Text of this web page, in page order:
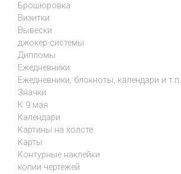
Брошюровка
Визитки
Вывески
джокер-системы
Дипломы
Ежедневники
Ежедневники, блокноты, календари и т.п.
Значки
К 9 мая
Календари
Картины на холсте
Карты
Контурные наклейки
копии чертежей